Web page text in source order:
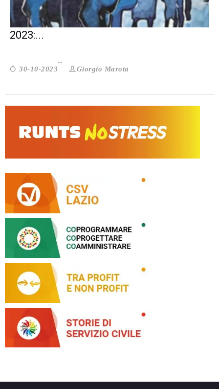
DOSSIER STATISTICO IMMIGRAZIONE
2023:...
30-10-2023 Giorgio Marota